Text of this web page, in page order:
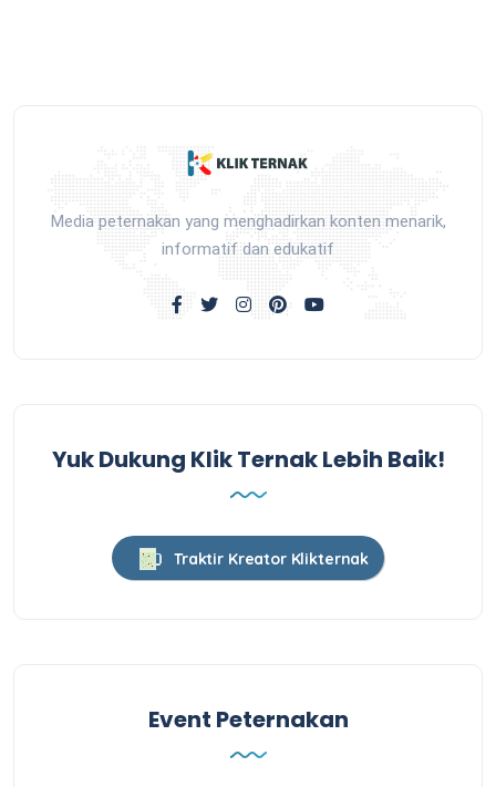
Media peternakan yang menghadirkan konten menarik,
informatif dan edukatif
Yuk Dukung Klik Ternak Lebih Baik!
Traktir Kreator Klikternak
Event Peternakan